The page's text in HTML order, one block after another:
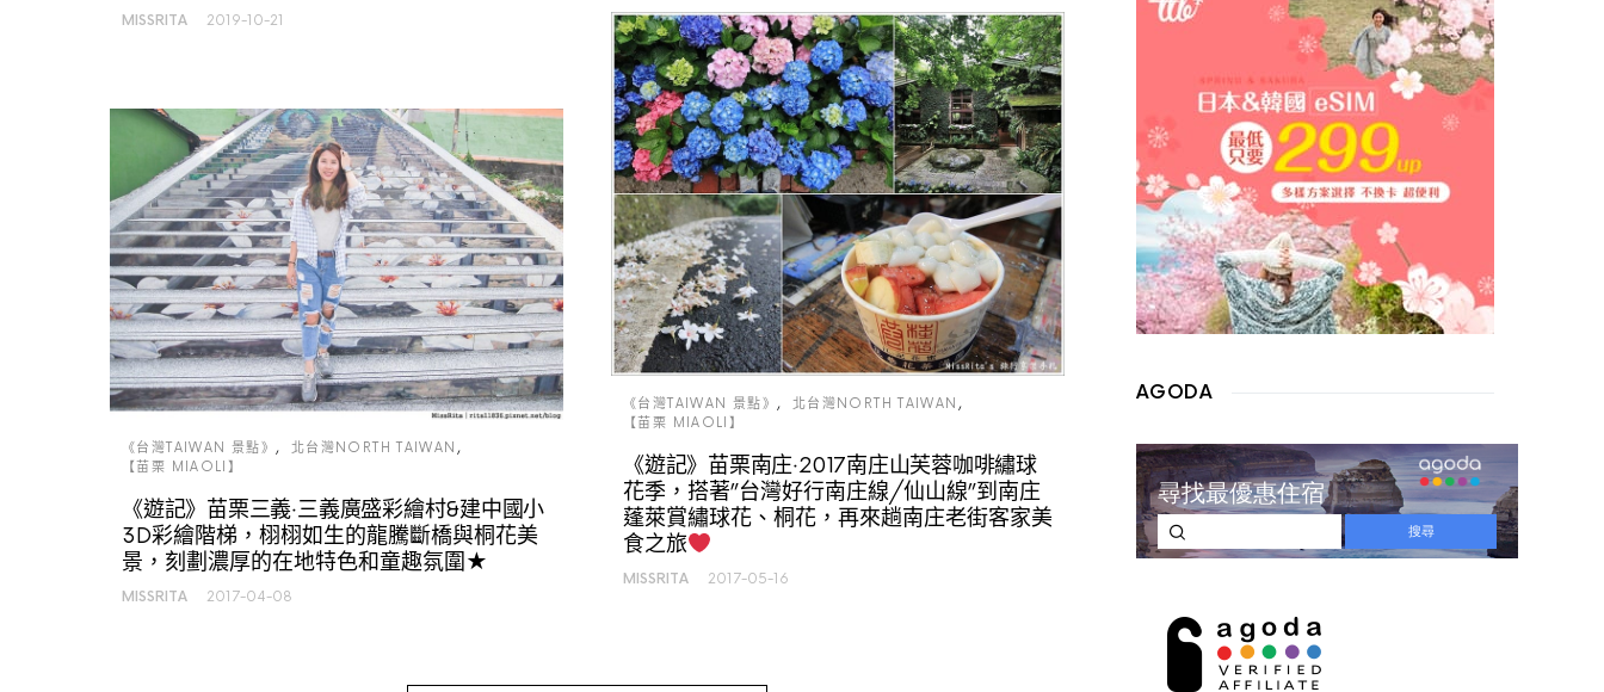
MISSRITA 2019-10-21
《台灣TAIWAN 景點》
北台灣NORTH TAIWAN
【苗栗 MIAOLI】
《遊記》苗栗三義‧三義廣盛彩繪村&建中國小
3D彩繪階梯，栩栩如生的龍騰斷橋與桐花美
景，刻劃濃厚的在地特色和童趣氛圍★
MISSRITA 2017-04-08
《台灣TAIWAN 景點》
北台灣NORTH TAIWAN
【苗栗 MIAOLI】
《遊記》苗栗南庄‧2017南庄山芙蓉咖啡繡球
花季，搭著”台灣好行南庄線/仙山線”到南庄
蓬萊賞繡球花、桐花，再來趟南庄老街客家美
食之旅
MISSRITA 2017-05-16
AGODA